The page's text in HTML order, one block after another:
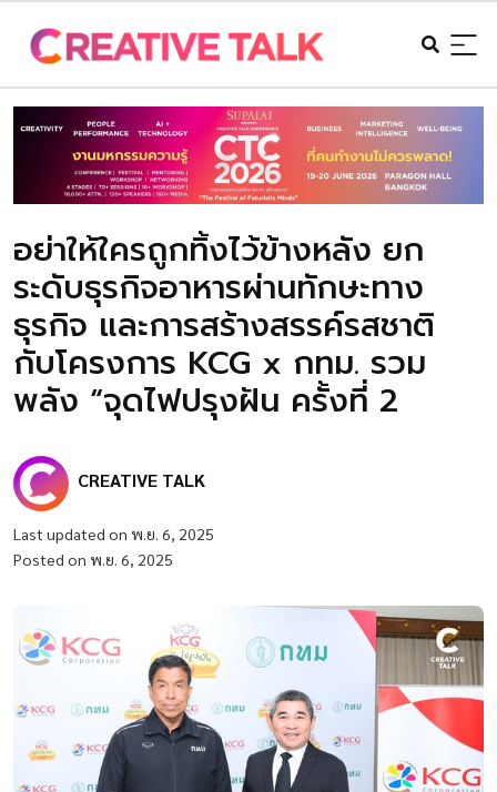
อย่าให้ใครถูกทิ้งไว้ข้างหลัง ยก
ระดับธุรกิจอาหารผ่านทักษะทาง
ธุรกิจ และการสร้างสรรค์รสชาติ
กับโครงการ KCG x กทม. รวม
พลัง “จุดไฟปรุงฝัน ครั้งที่ 2
CREATIVE TALK
Last updated on พ.ย. 6, 2025
Posted on พ.ย. 6, 2025